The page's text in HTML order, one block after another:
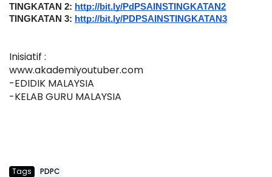
TINGKATAN 2: http://bit.ly/PdPSAINSTINGKATAN2
TINGKATAN 3: http://bit.ly/PDPSAINSTINGKATAN3
Inisiatif :
www.akademiyoutuber.com
-EDIDIK MALAYSIA
-KELAB GURU MALAYSIA
Tags PDPC